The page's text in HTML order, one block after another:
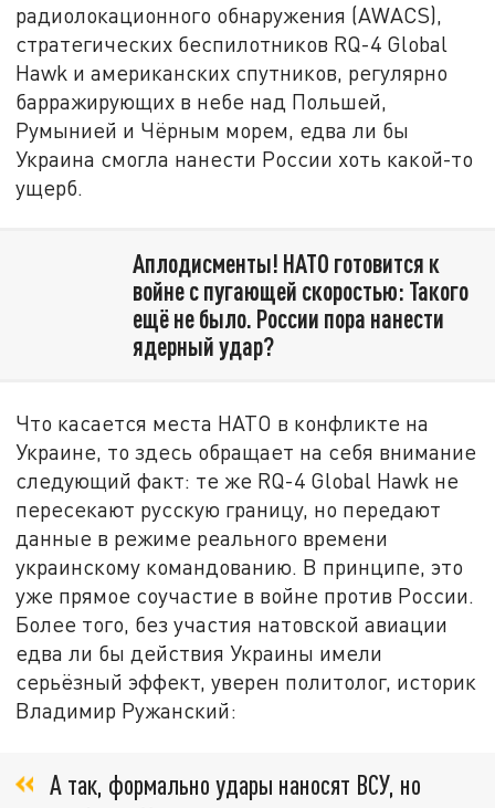
радиолокационного обнаружения (AWACS),
стратегических беспилотников RQ-4 Global
Hawk и американских спутников, регулярно
барражирующих в небе над Польшей,
Румынией и Чёрным морем, едва ли бы
Украина смогла нанести России хоть какой-то
ущерб.
Аплодисменты! НАТО готовится к
войне с пугающей скоростью: Такого
ещё не было. России пора нанести
ядерный удар?
Что касается места НАТО в конфликте на
Украине, то здесь обращает на себя внимание
следующий факт: те же RQ-4 Global Hawk не
пересекают русскую границу, но передают
данные в режиме реального времени
украинскому командованию. В принципе, это
уже прямое соучастие в войне против России.
Более того, без участия натовской авиации
едва ли бы действия Украины имели
серьёзный эффект, уверен политолог, историк
Владимир Ружанский:
А так, формально удары наносят ВСУ, но